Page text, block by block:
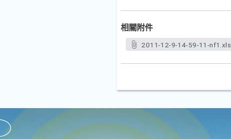
相關附件
2011-12-9-14-59-11-nf1.xls